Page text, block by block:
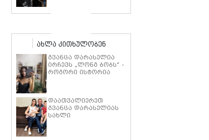
პრეზენტაციაზე
გამოჩნდა
ახლა კითხულობენ
გვანცა დარასელია
ირჩევს „ლონგ ბობს“ -
როგორი ისტორია
მის სტილიზაციას
დაათვალიერეთ
გვანცა დარასელიას
სახლი